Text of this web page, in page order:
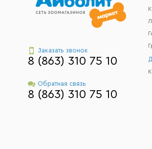
Заказать звонок
8 (863) 310 75 10
Обратная связь
8 (863) 310 75 10